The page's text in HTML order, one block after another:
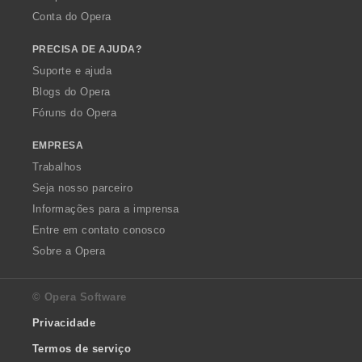
Conta do Opera
PRECISA DE AJUDA?
Suporte e ajuda
Blogs do Opera
Fóruns do Opera
EMPRESA
Trabalhos
Seja nosso parceiro
Informações para a imprensa
Entre em contato conosco
Sobre a Opera
© Opera Software
Privacidade
Termos de serviço